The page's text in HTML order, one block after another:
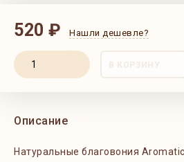
520 ₽ Нашли дешевле?
В КОРЗИНУ
Описание
Натуральные благовония